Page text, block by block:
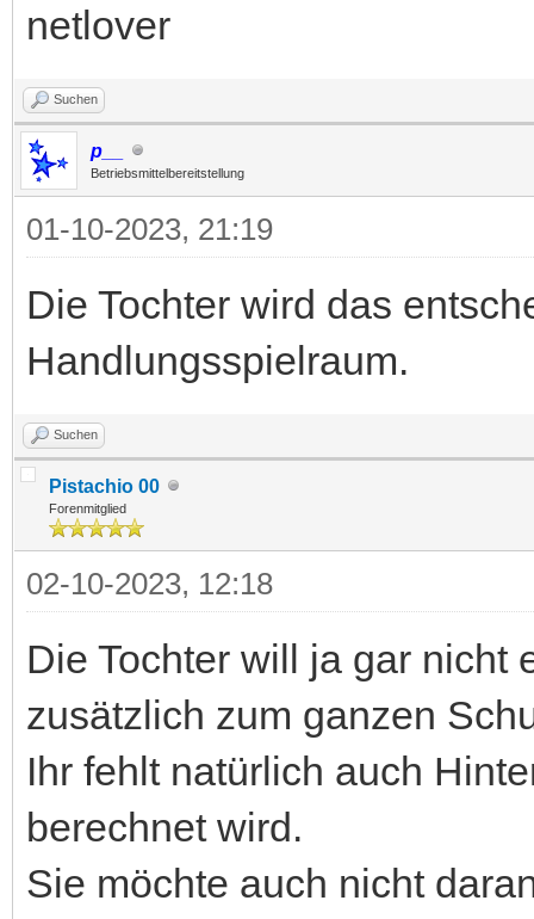
netlover
Suchen
p__
Betriebsmittelbereitstellung
01-10-2023, 21:19
Die Tochter wird das
Handlungsspielraum.
Suchen
Pistachio 00
Forenmitglied
02-10-2023, 12:18
Die Tochter will ja gar nicht
zusätzlich zum ganzen
Ihr fehlt natürlich auch
berechnet wird.
Sie möchte auch nicht